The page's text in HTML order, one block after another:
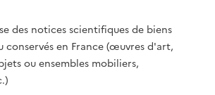
des notices scientifiques de biens
conservés en France (œuvres d'art,
ou ensembles mobiliers,